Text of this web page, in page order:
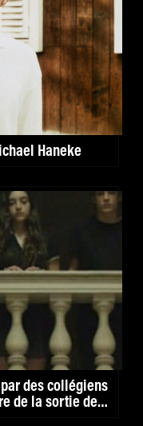
Haneke
des collégiens
de la sortie de